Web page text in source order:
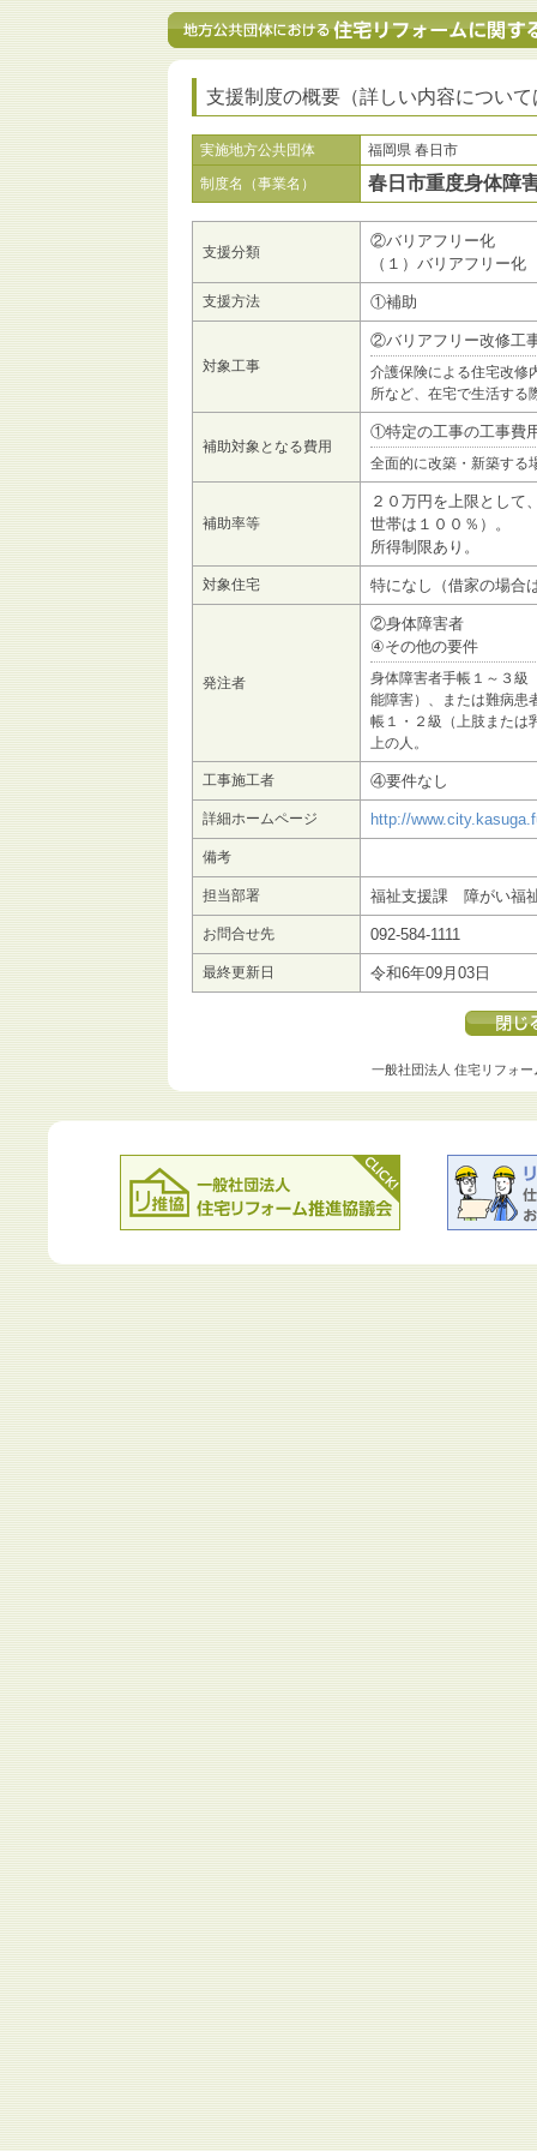
支援制度の概要（詳しい内容につい
実施地方公共団体
福岡県 春日市
制度名（事業名）
春日市重度身体障
支援分類
②バリアフリー化
（１）バリアフリー化
支援方法 ①補助
対象工事
②バリアフリー改修工
介護保険による住宅改修
所など、在宅で生活する
補助対象となる費用
①特定の工事の工事費
全面的に改築・新築する
補助率等
２０万円を上限として
世帯は１００％）。
所得制限あり。
対象住宅 特になし（借家の場合
発注者
②身体障害者
④その他の要件
身体障害者手帳１～３級
能障害）、または難病患
帳１・２級（上肢または
上の人。
工事施工者 ④要件なし
詳細ホームページ http://
備考
担当部署 福祉支援課 障がい福
お問合せ先 092-584-1111
最終更新日 令和6年09月03日
一般社団法人 住宅リフォー